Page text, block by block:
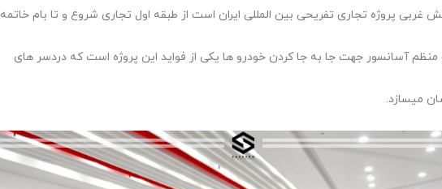
غربی پروژه تجاری تفریحی بین المللی ایران است از طبقه اول تجاری شروع و تا بام خاتمه
منظم آسانسور جهت جا به جا کردن خودرو ها یکی از فواید این پروژه است که دردسر های
میسازد.